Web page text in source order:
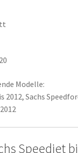
Modelle:
2012, Sachs
Speedjet